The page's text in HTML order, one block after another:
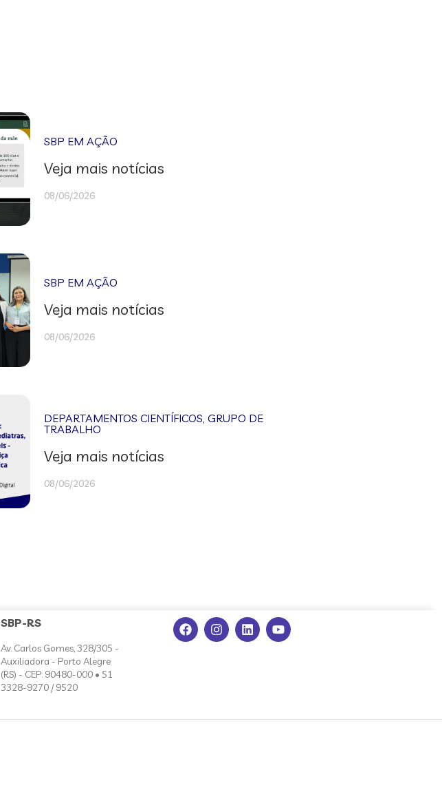
SBP EM AÇÃO
Veja mais notícias
08/06/2026
SBP EM AÇÃO
Veja mais notícias
08/06/2026
DEPARTAMENTOS CIENTÍFICOS,GRUPO DE
TRABALHO
Veja mais notícias
08/06/2026
SBP-RS
Av. Carlos Gomes, 328/305 -
Auxiliadora - Porto Alegre
(RS) - CEP: 90480-000 • 51
3328-9270 / 9520